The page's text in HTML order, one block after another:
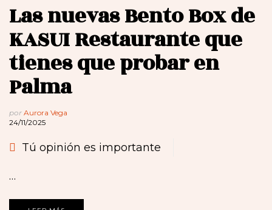
Las nuevas Bento Box de
KASUI Restaurante que
tienes que probar en
Palma
por Aurora Vega
24/11/2025
Tú opinión es importante
…